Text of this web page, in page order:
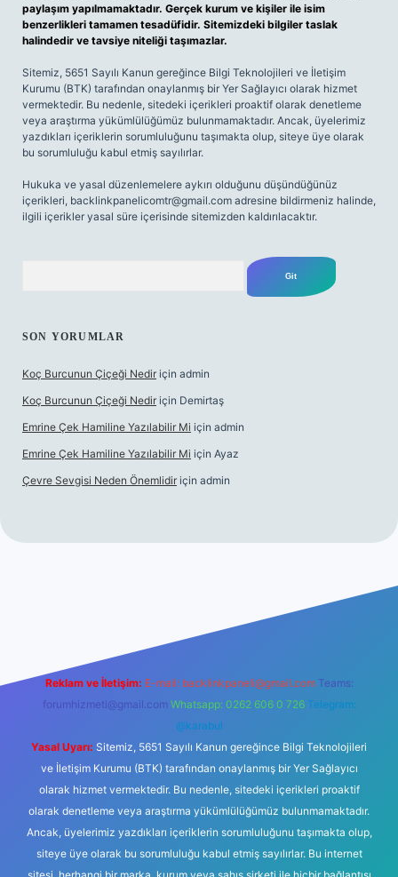
paylaşım yapılmamaktadır. Gerçek kurum ve kişiler ile isim
benzerlikleri tamamen tesadüfidir. Sitemizdeki bilgiler taslak
halindedir ve tavsiye niteliği taşımazlar.
Sitemiz, 5651 Sayılı Kanun gereğince Bilgi Teknolojileri ve İletişim
Kurumu (BTK) tarafından onaylanmış bir Yer Sağlayıcı olarak hizmet
vermektedir. Bu nedenle, sitedeki içerikleri proaktif olarak denetleme
veya araştırma yükümlülüğümüz bulunmamaktadır. Ancak, üyelerimiz
yazdıkları içeriklerin sorumluluğunu taşımakta olup, siteye üye olarak
bu sorumluluğu kabul etmiş sayılırlar.
Hukuka ve yasal düzenlemelere aykırı olduğunu düşündüğünüz
içerikleri, backlinkpanelicomtr@gmail.com adresine bildirmeniz halinde,
ilgili içerikler yasal süre içerisinde sitemizden kaldırılacaktır.
SON YORUMLAR
Koç Burcunun Çiçeği Nedir için admin
Koç Burcunun Çiçeği Nedir için Demirtaş
Emrine Çek Hamiline Yazılabilir Mi için admin
Emrine Çek Hamiline Yazılabilir Mi için Ayaz
Çevre Sevgisi Neden Önemlidir için admin
Reklam ve İletişim: E-mail: backlinkpaneli@gmail.com Teams:
forumhizmeti@gmail.com Whatsapp: 0262 606 0 726 Telegram:
@karabul
Yasal Uyarı: Sitemiz, 5651 Sayılı Kanun gereğince Bilgi Teknolojileri
ve İletişim Kurumu (BTK) tarafından onaylanmış bir Yer Sağlayıcı
olarak hizmet vermektedir. Bu nedenle, sitedeki içerikleri proaktif
olarak denetleme veya araştırma yükümlülüğümüz bulunmamaktadır.
Ancak, üyelerimiz yazdıkları içeriklerin sorumluluğunu taşımakta olup,
siteye üye olarak bu sorumluluğu kabul etmiş sayılırlar. Bu internet